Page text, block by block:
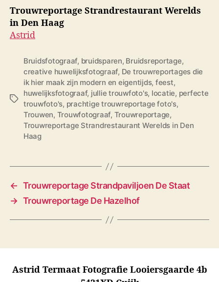
Trouwreportage Strandrestaurant Werelds
in Den Haag
Astrid
T
Bruidsfotograaf, bruidsparen, Bruidsreportage,
creative huwelijksfotograaf, De trouwreportages die
ik hier maak zijn modern en eigentijds, feest,
huwelijksfotograaf, jullie trouwfoto's, locatie, perfecte
trouwfoto's, prachtige trouwreportage foto's,
Trouwen, Trouwfotograaf, Trouwreportage,
Trouwreportage Strandrestaurant Werelds in Den
Haag
← Trouwreportage Strandpaviljoen De Staat
→ Trouwreportage De Hazelhof
Astrid Termaat Fotografie Looiersgaarde 4b